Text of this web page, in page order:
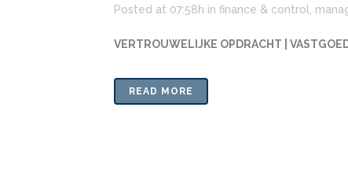
Posted at 07:58h in finance & control
VERTROUWELIJKE OPDRACHT |
READ MORE